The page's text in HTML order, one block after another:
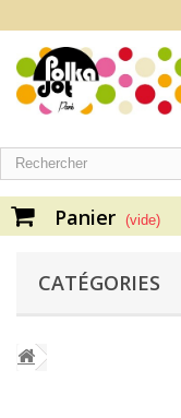
Panier (vide)
CATÉGORIES